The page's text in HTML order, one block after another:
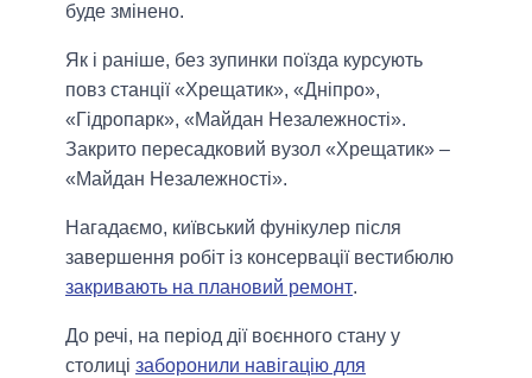
буде змінено.
Як і раніше, без зупинки поїзда курсують
повз станції «Хрещатик», «Дніпро»,
«Гідропарк», «Майдан Незалежності».
Закрито пересадковий вузол «Хрещатик» –
«Майдан Незалежності».
Нагадаємо, київський фунікулер після
завершення робіт із консервації вестибюлю
закривають на плановий ремонт.
До речі, на період дії воєнного стану у
столиці заборонили навігацію для